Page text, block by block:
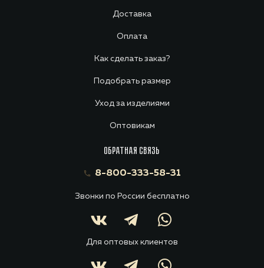
Доставка
Оплата
Как сделать заказ?
Подобрать размер
Уход за изделиями
Оптовикам
ОБРАТНАЯ СВЯЗЬ
8-800-333-58-31
Звонки по России бесплатно
Для оптовых клиентов